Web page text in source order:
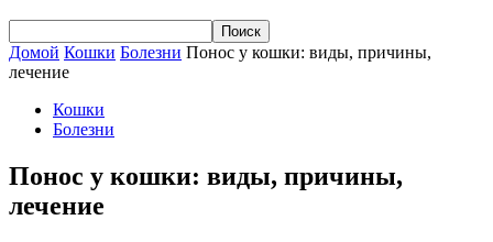
Домой Кошки Болезни Понос у кошки: виды, причины,
лечение
Кошки
Болезни
Понос у кошки: виды, причины,
лечение